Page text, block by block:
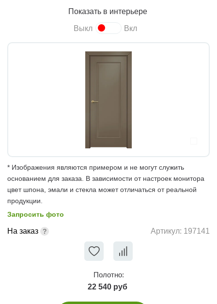
Показать в интерьере
Выкл Вкл
* Изображения являются примером и не могут служить
основанием для заказа. В зависимости от настроек монитора
цвет шпона, эмали и стекла может отличаться от реальной
продукции.
Запросить фото
На заказ Артикул: 197141
Полотно:
22 540 руб